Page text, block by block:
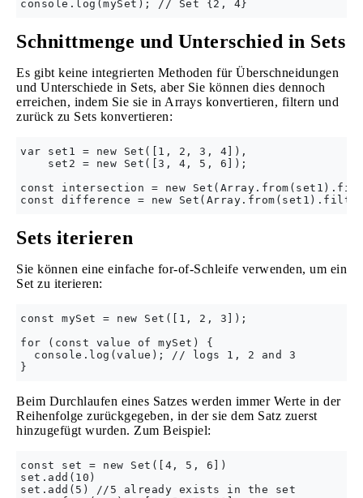
Schnittmenge und Unterschied in Sets
Es gibt keine integrierten Methoden für Überschneidungen
und Unterschiede in Sets, aber Sie können dies dennoch
erreichen, indem Sie sie in Arrays konvertieren, filtern und
zurück zu Sets konvertieren:
var set1 = new Set([1, 2, 3, 4]),
    set2 = new Set([3, 4, 5, 6]);
const intersection = new
Sets iterieren
Sie können eine einfache for-of-Schleife verwenden, um ein
Set zu iterieren:
const mySet = new Set([1, 2, 3]);
for (const value of mySet) {
  console.log(value); // logs 1, 2 and 3
Beim Durchlaufen eines Satzes werden immer Werte in der
Reihenfolge zurückgegeben, in der sie dem Satz zuerst
hinzugefügt wurden. Zum Beispiel:
const set = new Set([4, 5, 6])
set.add(10)
set.add(5) //5 already exists in the set